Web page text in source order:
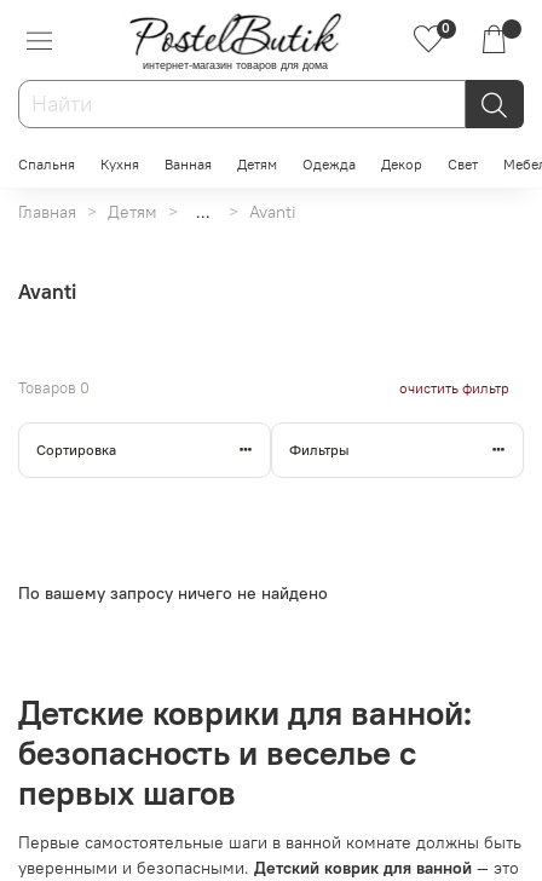
интернет-магазин товаров для дома
0
Спальня Кухня Ванная Детям Одежда Декор Свет
Главная Детям ... Avanti
Avanti
Товаров 0 очистить фильтр
Сортировка Фильтры
По вашему запросу ничего не найдено
Детские коврики для ванной:
безопасность и веселье с
первых шагов
Первые самостоятельные шаги в ванной комнате должны быть
уверенными и безопасными. Детский коврик для ванной — это